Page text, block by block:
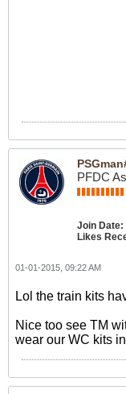
PFDC
Join Date:
Likes
01-01-2015, 09:22 AM
Lol the train kits
Nice too see TM
wear our WC kits